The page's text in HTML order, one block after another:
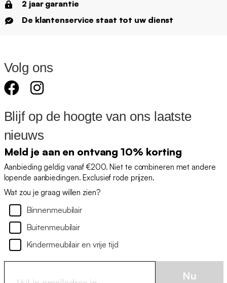
2 jaar garantie
De klantenservice staat tot uw dienst
Volg ons
Blijf op de hoogte van ons laatste
nieuws
Meld je aan en ontvang 10% korting
Aanbieding geldig vanaf €200. Niet te combineren met andere
lopende aanbiedingen. Exclusief rode prijzen.
Wat zou je graag willen zien?
Binnenmeubilair
Buitenmeubilair
Kindermeubilair en vrije tijd
Nu